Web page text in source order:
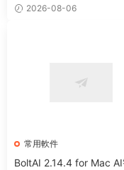
2026-08-06
常用軟件
BoltAI 2.14.4 for Mac